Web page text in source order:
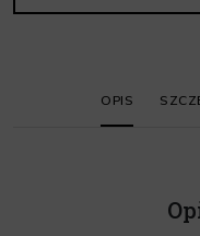
OPIS